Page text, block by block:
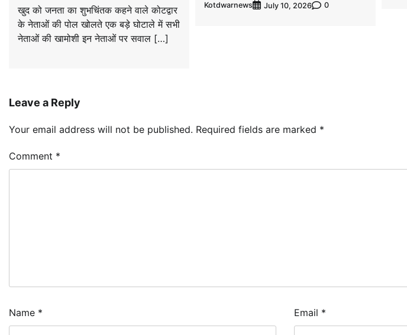
खुद को जनता का शुभचिंतक कहने वाले कोटद्वार
के नेताओं की पोल खोलते एक बड़े घोटाले में सभी
नेताओं की खामोशी इन नेताओं पर सवाल […]
Kotdwarnews July 10, 2026 0
Leave a Reply
Your email address will not be published. Required fields are marked *
Comment *
Name * Email *